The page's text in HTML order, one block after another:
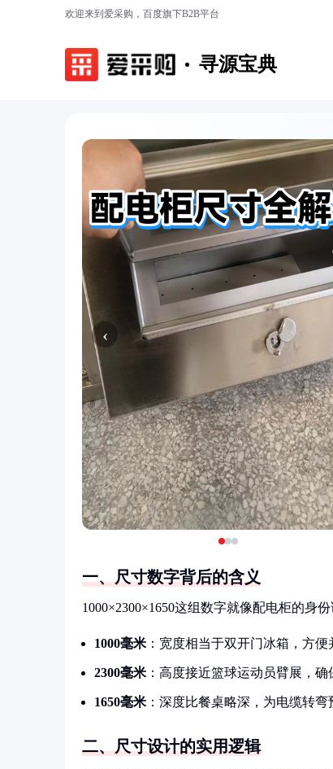
欢迎来到爱采购，百度旗下B2B平台
寻源宝典
‹
一、尺寸数字背后的含义
1000×2300×1650这组数字就像配电柜的身份
1000毫米 ：宽度相当于双开门冰箱，方
2300毫米 ：高度接近篮球运动员臂展，
1650毫米 ：深度比餐桌略深，为电缆转弯
二、尺寸设计的实用逻辑